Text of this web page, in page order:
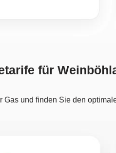
für
und finden Sie den